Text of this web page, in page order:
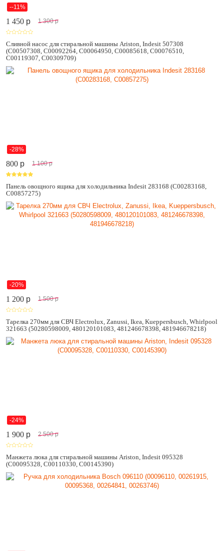
--11%
1 450 p 1 300 p
Сливной насос для стиральной машины Ariston, Indesit 507308
(C00507308, C00092264, C00064950, C00085618, C00076510,
C00119307, C00309709)
-28%
800 p 1 100 p
Панель овощного ящика для холодильника Indesit 283168 (C00283168,
C00857275)
-20%
1 200 p 1 500 p
Тарелка 270мм для СВЧ Electrolux, Zanussi, Ikea, Kueppersbusch, Whirlpool
321663 (50280598009, 480120101083, 481246678398, 481946678218)
-24%
1 900 p 2 500 p
Манжета люка для стиральной машины Ariston, Indesit 095328
(C00095328, C00110330, C00145390)